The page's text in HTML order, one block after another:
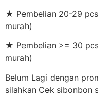
★ Pembelian 20-29
murah)
★ Pembelian >= 30
murah)
Belum Lagi dengan
silahkan Cek sibonbon